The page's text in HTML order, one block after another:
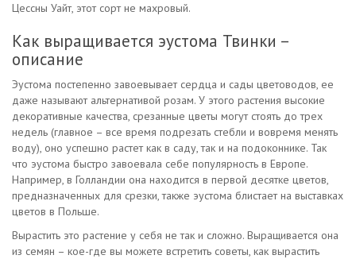
Цессны Уайт, этот сорт не махровый.
Как выращивается эустома Твинки –
описание
Эустома постепенно завоевывает сердца и сады цветоводов, ее
даже называют альтернативой розам. У этого растения высокие
декоративные качества, срезанные цветы могут стоять до трех
недель (главное – все время подрезать стебли и вовремя менять
воду), оно успешно растет как в саду, так и на подоконнике. Так
что эустома быстро завоевала себе популярность в Европе.
Например, в Голландии она находится в первой десятке цветов,
предназначенных для срезки, также эустома блистает на выставках
цветов в Польше.
Вырастить это растение у себя не так и сложно. Выращивается она
из семян – кое-где вы можете встретить советы, как вырастить